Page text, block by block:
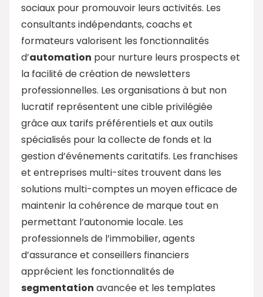
sociaux pour promouvoir leurs activités. Les
consultants indépendants, coachs et
formateurs valorisent les fonctionnalités
d’automation pour nurture leurs prospects et
la facilité de création de newsletters
professionnelles. Les organisations à but non
lucratif représentent une cible privilégiée
grâce aux tarifs préférentiels et aux outils
spécialisés pour la collecte de fonds et la
gestion d’événements caritatifs. Les franchises
et entreprises multi-sites trouvent dans les
solutions multi-comptes un moyen efficace de
maintenir la cohérence de marque tout en
permettant l’autonomie locale. Les
professionnels de l’immobilier, agents
d’assurance et conseillers financiers
apprécient les fonctionnalités de
segmentation avancée et les templates